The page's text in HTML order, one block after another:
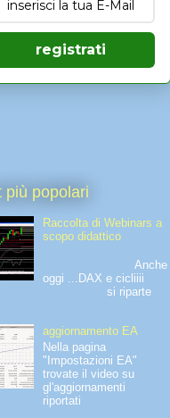
registrati
più popolari
Raccolta di Webinars a
scopo didattico
Anche
oggi ...DAX e cicliiii
si riparte
aggiornamento EA
Nella pagina
"Impostazioni EA"
trovate il video su
gl'aggiornamenti
riportati